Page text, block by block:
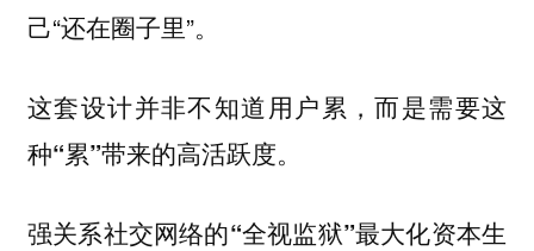
己“还在圈子里”。
这套设计并非不知道用户累，而是需要这
种“累”带来的高活跃度。
强关系社交网络的“全视监狱”最大化资本生